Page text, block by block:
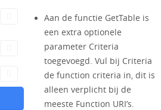
Aan de functie GetTable is
een extra optionele
parameter Criteria
toegevoegd. Vul bij Criteria
de function criteria in, dit is
alleen verplicht bij de
meeste Function URI’s.